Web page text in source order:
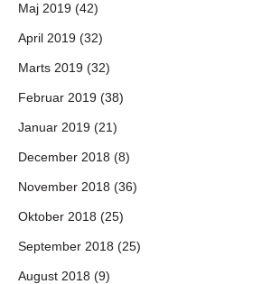
Maj 2019 (42)
April 2019 (32)
Marts 2019 (32)
Februar 2019 (38)
Januar 2019 (21)
December 2018 (8)
November 2018 (36)
Oktober 2018 (25)
September 2018 (25)
August 2018 (9)